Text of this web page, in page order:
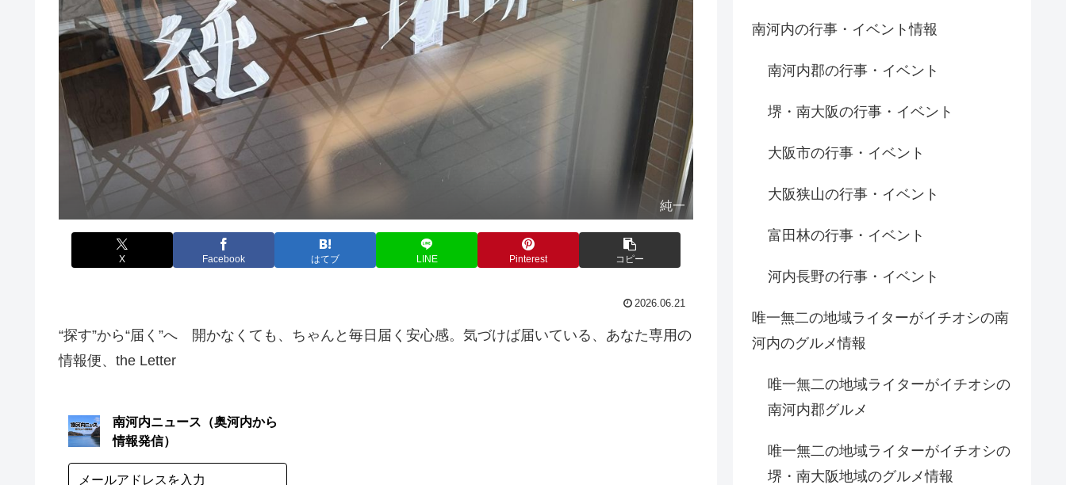
純一
X Facebook はてブ LINE Pinterest コピー
2026.06.21
“探す”から“届く”へ 開かなくても、ちゃんと毎日届く安心感。気づけば届いている、あなた専用の
情報便、the Letter
南河内の行事・イベント情報
南河内郡の行事・イベント
堺・南大阪の行事・イベント
大阪市の行事・イベント
大阪狭山の行事・イベント
富田林の行事・イベント
河内長野の行事・イベント
唯一無二の地域ライターがイチオシの南
河内のグルメ情報
唯一無二の地域ライターがイチオシの
南河内郡グルメ
唯一無二の地域ライターがイチオシの
堺・南大阪地域のグルメ情報